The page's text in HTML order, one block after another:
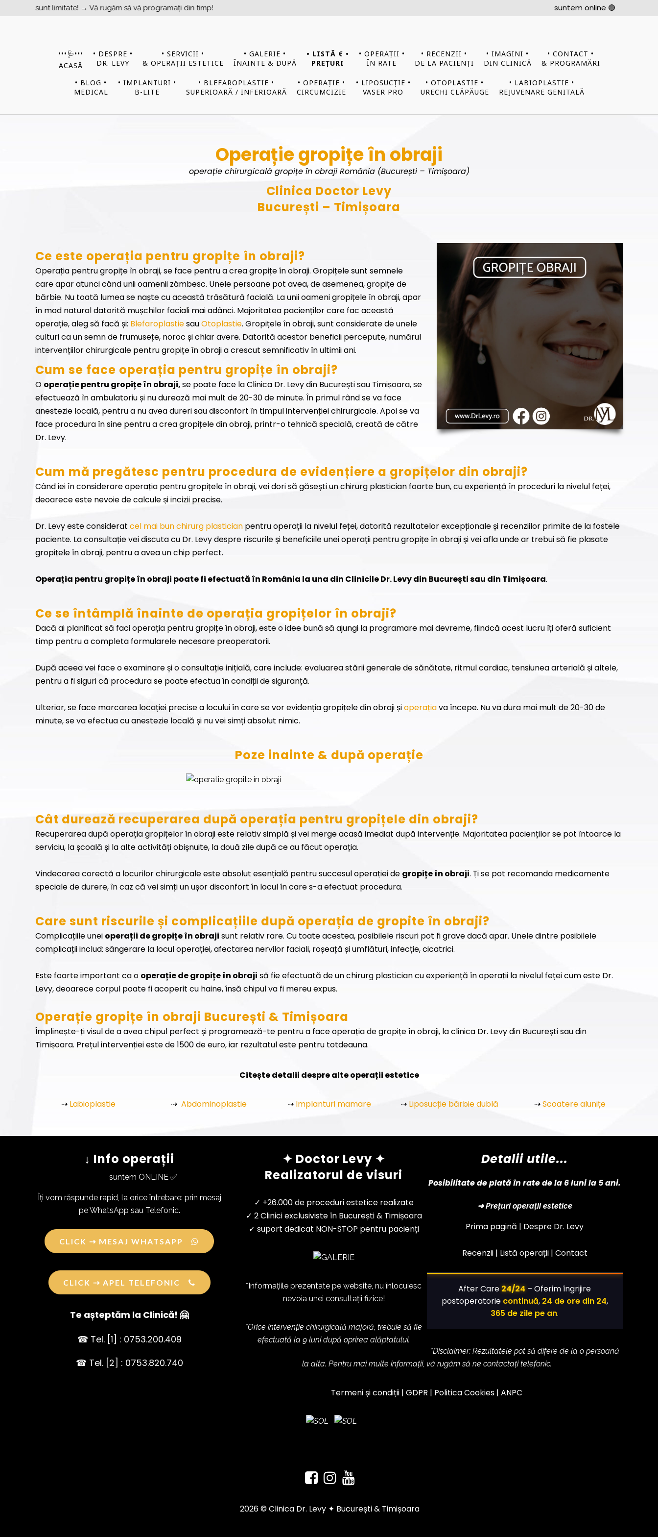
limitate! → Vă rugăm să vă programați din timp! suntem online 🟢
•••​​​​🩺•••
ACASĂ
• DESPRE •
DR. LEVY
• SERVICII •
& OPERAȚII ESTETICE
• GALERIE •
ÎNAINTE & DUPĂ
• LISTĂ € •
PREȚURI
• OPERAȚII •
ÎN RATE
• RECENZII •
DE LA PACIENȚI
• IMAGINI •
DIN CLINICĂ
• CONTACT •
& PROGRAMĂRI
• BLOG •
MEDICAL
• IMPLANTURI •
B-LITE
• BLEFAROPLASTIE •
SUPERIOARĂ / INFERIOARĂ
• OPERAȚIE •
CIRCUMCIZIE
• LIPOSUCȚIE •
VASER PRO
• OTOPLASTIE •
URECHI CLĂPĂUGE
• LABIOPLASTIE •
REJUVENARE GENITALĂ
Operație gropițe în obraji
operație chirurgicală gropițe în obraji România (București – Timișoara)
Clinica Doctor Levy
București – Timișoara
Ce este operația pentru gropițe în obraji?
Operația pentru gropițe în obraji, se face pentru a crea gropițe în obraji. Gropițele sunt semnele
care apar atunci când unii oamenii zâmbesc. Unele persoane pot avea, de asemenea, gropițe de
bărbie. Nu toată lumea se naște cu această trăsătură facială. La unii oameni gropițele în obraji, apar
în mod natural datorită mușchilor faciali mai adânci. Majoritatea pacienților care fac această
operație, aleg să facă și: BlefaroplastiesauOtoplastie. Gropițele în obraji, sunt considerate de unele
culturi ca un semn de frumusețe, noroc și chiar avere. Datorită acestor beneficii percepute, numărul
intervențiilor chirurgicale pentru gropițe în obraji a crescut semnificativ în ultimii ani.
Cum se face operația pentru gropițe în obraji?
O operație pentru gropițe în obraji,se poate face la Clinica Dr. Levy din București sau Timișoara, se
efectuează în ambulatoriu și nu durează mai mult de 20-30 de minute. În primul rând se va face
anestezie locală, pentru a nu avea dureri sau disconfort în timpul intervenției chirurgicale. Apoi se va
face procedura în sine pentru a crea gropițele din obraji, printr-o tehnică specială, creată de către
Dr. Levy.
Cum mă pregătesc pentru procedura de evidențiere a gropițelor din obraji?
Când iei în considerare operația pentru gropițele în obraji, vei dori să găsești un chirurg plastician foarte bun, cu experiență în proceduri la nivelul feței,
deoarece este nevoie de calcule și incizii precise.
Dr. Levy este considerat cel mai bun chirurg plastician pentru operații la nivelul feței, datorită rezultatelor excepționale și recenziilor primite de la fostele
paciente. La consultație vei discuta cu Dr. Levy despre riscurile și beneficiile unei operații pentru gropițe în obraji și vei afla unde ar trebui să fie plasate
gropițele în obraji, pentru a avea un chip perfect.
Operația pentru gropițe în obraji poate fi efectuată în România la una din Clinicile Dr. Levy din București sau din Timișoara.
Ce se întâmplă înainte de operația gropițelor în obraji?
Dacă ai planificat să faci operația pentru gropițe în obraji, este o idee bună să ajungi la programare mai devreme, fiindcă acest lucru îți oferă suficient
timp pentru a completa formularele necesare preoperatorii.
După aceea vei face o examinare și o consultație inițială, care include: evaluarea stării generale de sănătate, ritmul cardiac, tensiunea arterială și altele,
pentru a fi siguri că procedura se poate efectua în condiții de siguranță.
Ulterior, se face marcarea locației precise a locului în care se vor evidenția gropițele din obraji șioperațiava începe. Nu va dura mai mult de 20-30 de
minute, se va efectua cu anestezie locală și nu vei simți absolut nimic.
Poze inainte & după operație
Cât durează recuperarea după operația pentru gropițele din obraji?
Recuperarea după operația gropițelor în obraji este relativ simplă și vei merge acasă imediat după intervenție. Majoritatea pacienților se pot întoarce la
serviciu, la școală și la alte activități obișnuite, la două zile după ce au făcut operația.
Vindecarea corectă a locurilor chirurgicale este absolut esențială pentru succesul operației de gropițe în obraji. Ți se pot recomanda medicamente
speciale de durere, în caz că vei simți un ușor disconfort în locul în care s-a efectuat procedura.
Care sunt riscurile și complicațiile după operația de gropite în obraji?
Complicațiile unei operații de gropițe în obraji sunt relativ rare. Cu toate acestea, posibilele riscuri pot fi grave dacă apar. Unele dintre posibilele
complicații includ: sângerare la locul operației, afectarea nervilor faciali, roșeață și umflături, infecție, cicatrici.
Este foarte important ca o operație de gropițe în obraji să fie efectuată de un chirurg plastician cu experiență în operații la nivelul feței cum este Dr.
Levy, deoarece corpul poate fi acoperit cu haine, însă chipul va fi mereu expus.
Operație gropițe în obraji București & Timișoara
Împlinește-ți visul de a avea chipul perfect și programează-te pentru a face operația de gropițe în obraji, la clinica Dr. Levy din București sau din
Timișoara. Prețul intervenției este de 1500 de euro, iar rezultatul este pentru totdeauna.
Citește detalii despre alte operații estetice
⇢ Labioplastie ⇢ Abdominoplastie ⇢ Implanturi mamare ⇢ Liposucție bărbie dublă ⇢Scoatere alunițe
↓ Info operații
suntem ONLINE ✅
Îți vom răspunde rapid, la orice întrebare: prin mesaj
pe WhatsApp sau Telefonic.
CLICK ⇢ MESAJ WHATSAPP
CLICK ⇢ APEL TELEFONIC
Te așteptăm la Clinică! 🤗
☎ Tel. [1] : 0753.200.409
☎ Tel. [2] : 0753.820.740
✦ Doctor Levy ✦
Realizatorul de visuri
✓ +26.000 de proceduri estetice realizate
✓ 2 Clinici exclusiviste în București & Timișoara
✓ suport dedicat NON-STOP pentru pacienți
*Informațiile prezentate pe website, nu înlocuiesc
nevoia unei consultații fizice!
*Orice intervenție chirurgicală majoră, trebuie să fie
efectuată la 9 luni după oprirea alăptatului.
Detalii utile...
Posibilitate de plată în rate de la 6 luni la 5 ani.
➜ Prețuri operații estetice
Prima pagină | Despre Dr. Levy
Recenzii | Listă operații| Contact
After Care24/24 – Oferim îngrijire
postoperatorie continuă, 24 de ore din 24,
365 de zile pe an.
*Disclaimer: Rezultatele pot să difere de la o persoană
la alta. Pentru mai multe informații, vă rugăm să ne contactați telefonic.
Termeni și condiții |GDPR | Politica Cookies |ANPC
2026 © Clinica Dr. Levy ✦ București & Timișoara